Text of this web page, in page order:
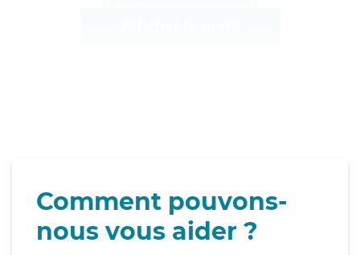
Comment pouvons-
nous vous aider ?